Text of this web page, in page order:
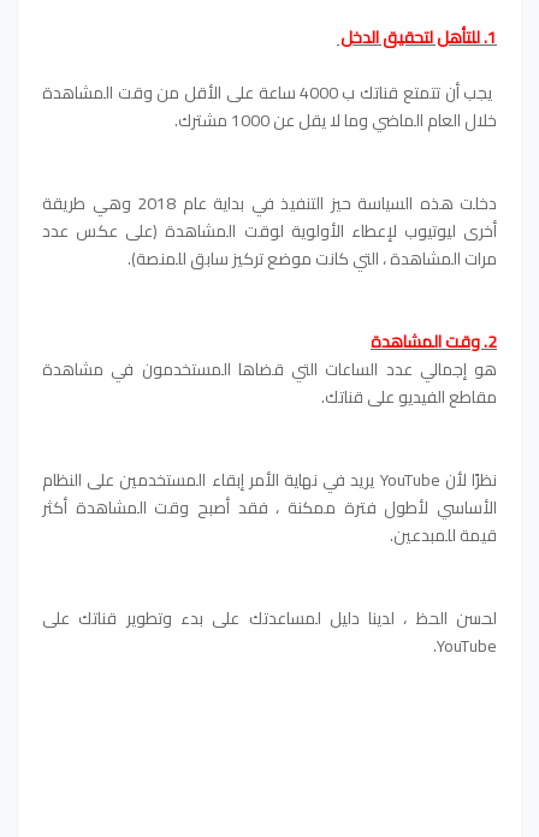
1. للتأهل لتحقيق الدخل
يجب أن تتمتع قناتك ب 4000 ساعة على الأقل من وقت المشاهدة
خلال العام الماضي وما لا يقل عن 1000 مشترك.
دخلت هذه السياسة حيز التنفيذ في بداية عام 2018 وهي طريقة
أخرى ليوتيوب لإعطاء الأولوية لوقت المشاهدة (على عكس عدد
مرات المشاهدة ، التي كانت موضع تركيز سابق للمنصة).
2. وقت المشاهدة
هو إجمالي عدد الساعات التي قضاها المستخدمون في مشاهدة
مقاطع الفيديو على قناتك.
نظرًا لأن YouTube يريد في نهاية الأمر إبقاء المستخدمين على النظام
الأساسي لأطول فترة ممكنة ، فقد أصبح وقت المشاهدة أكثر
قيمة للمبدعين.
لحسن الحظ ، لدينا دليل لمساعدتك على بدء وتطوير قناتك على
YouTube.